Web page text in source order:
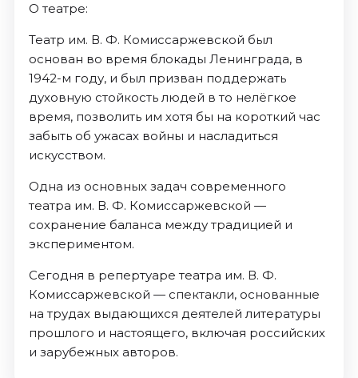
О театре:
Театр им. В. Ф. Комиссаржевской был
основан во время блокады Ленинграда, в
1942-м году, и был призван поддержать
духовную стойкость людей в то нелёгкое
время, позволить им хотя бы на короткий час
забыть об ужасах войны и насладиться
искусством.
Одна из основных задач современного
театра им. В. Ф. Комиссаржевской —
сохранение баланса между традицией и
экспериментом.
Сегодня в репертуаре театра им. В. Ф.
Комиссаржевской — спектакли, основанные
на трудах выдающихся деятелей литературы
прошлого и настоящего, включая российских
и зарубежных авторов.